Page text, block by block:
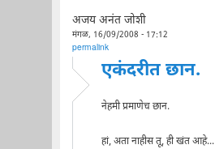
अजय अनंत जोशी
मंगळ, 16/09/2008 - 17:12
permalink
एकंदरीत छान.
नेहमी प्रमाणेच छान.
हां, अता नाहीस तू, ही खंत आहे...